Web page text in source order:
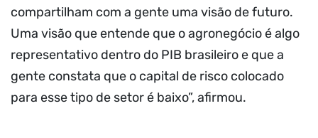
compartilham com a gente uma visão de futuro.
Uma visão que entende que o agronegócio é algo
representativo dentro do PIB brasileiro e que a
gente constata que o capital de risco colocado
para esse tipo de setor é baixo”, afirmou.